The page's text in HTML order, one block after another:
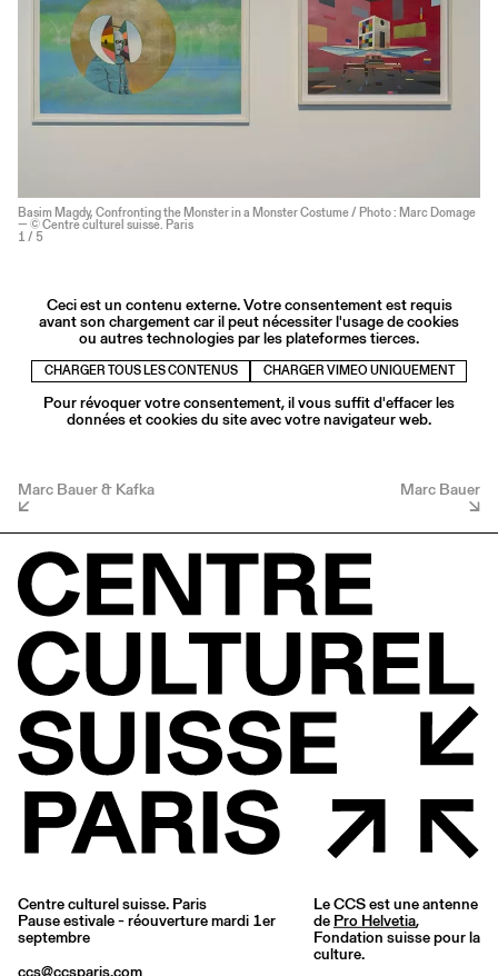
Basim Magdy, Confronting the Monster in a Monster Costume / Photo : Marc Domage
— © Centre culturel suisse. Paris
1 / 5
Ceci est un contenu externe. Votre consentement est requis
avant son chargement car il peut nécessiter l'usage de cookies
ou autres technologies par les plateformes tierces.
CHARGER TOUS LES CONTENUS CHARGER VIMEO UNIQUEMENT
Pour révoquer votre consentement, il vous suffit d'effacer les
données et cookies du site avec votre navigateur web.
Marc Bauer & Kafka Marc Bauer
Centre culturel suisse. Paris
Pause estivale - réouverture mardi 1er
septembre
ccs@ccsparis.com
Le CCS est une antenne
de Pro Helvetia,
Fondation suisse pour la
culture.